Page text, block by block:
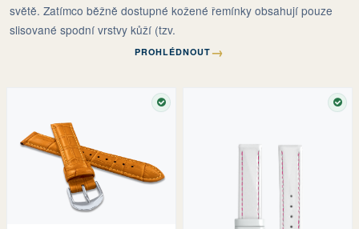
světě. Zatímco běžně dostupné kožené řemínky obsahují pouze
slisované spodní vrstvy kůží (tzv.
PROHLÉDNOUT →
SKLADEM